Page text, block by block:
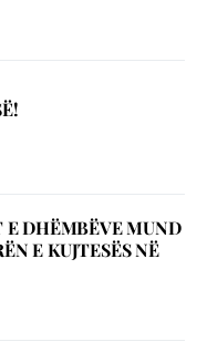
E DHËMBËVE MUND
E KUJTESËS NË